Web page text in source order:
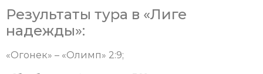
Результаты тура в «Лиге
надежды»:
«Огонек» – «Олимп» 2:9;